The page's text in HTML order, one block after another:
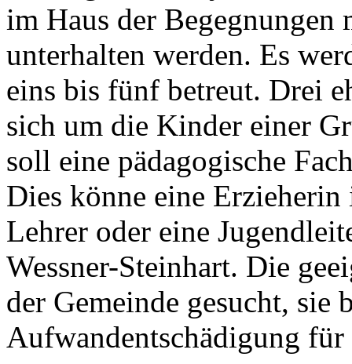
im Haus der
unterhalten werden. Es
eins bis fünf betreut. Drei
sich um die Kinder einer
soll eine pädagogische
Dies könne eine
Lehrer oder eine
Wessner-Steinhart. Die
der Gemeinde gesucht, sie
Aufwandentschädigung für